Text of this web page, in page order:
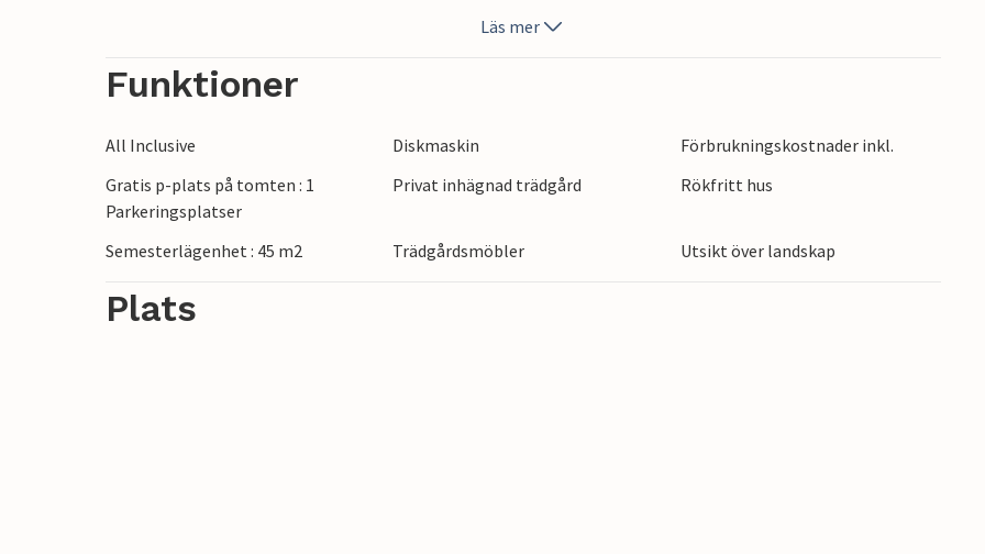
Njut av trädgården och den naturliga skuggan från terrassen och slå dig ner i trädgården
erbjuder många attraktioner i det omgivande området, till exempel zip-linjer, vandring
Pazin-grottan.
Läs mer
Funktioner
All Inclusive Diskmaskin
Förbrukningskostnader inkl.
Gratis p-plats på tomten : 1
Parkeringsplatser
Privat inhägnad trädgård Rökfritt hus
Semesterlägenhet : 45 m2 Trädgårdsmöbler Utsikt över landskap
Plats